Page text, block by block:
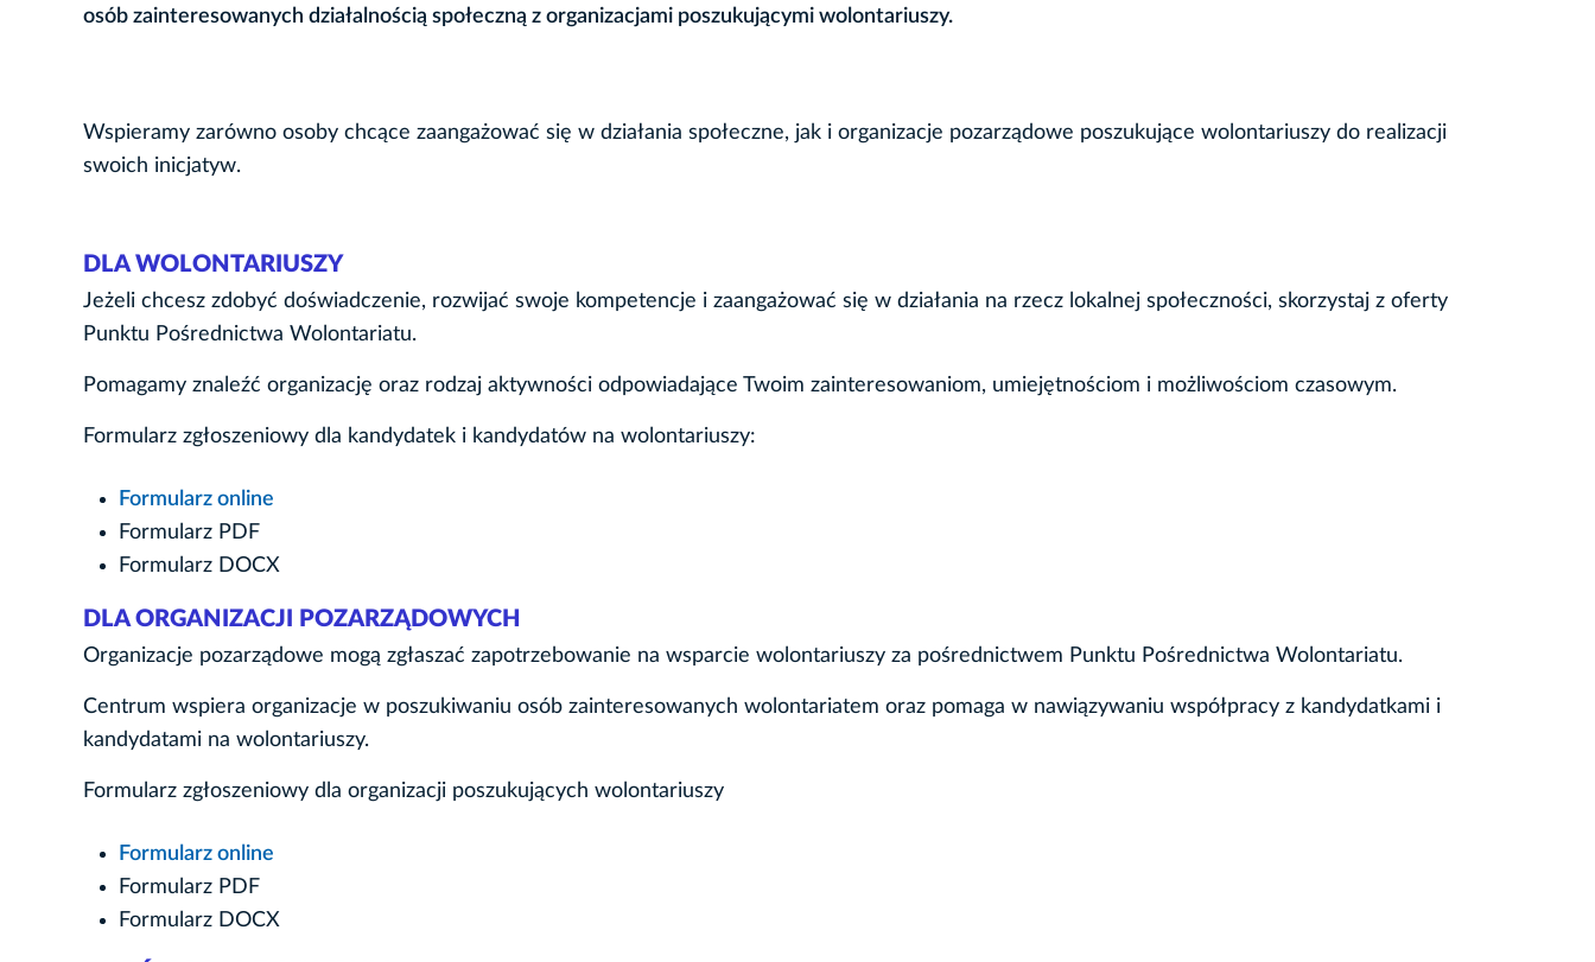
osób zainteresowanych działalnością społeczną z organizacjami poszukującymi wolontariuszy.
Wspieramy zarówno osoby chcące zaangażować się w działania społeczne, jak i organizacje pozarządowe poszukujące wolontariuszy do realizacji
swoich inicjatyw.
DLA WOLONTARIUSZY
Jeżeli chcesz zdobyć doświadczenie, rozwijać swoje kompetencje i zaangażować się w działania na rzecz lokalnej społeczności, skorzystaj z oferty
Punktu Pośrednictwa Wolontariatu.
Pomagamy znaleźć organizację oraz rodzaj aktywności odpowiadające Twoim zainteresowaniom, umiejętnościom i możliwościom czasowym.
Formularz zgłoszeniowy dla kandydatek i kandydatów na wolontariuszy:
Formularz online
Formularz PDF
Formularz DOCX
DLA ORGANIZACJI POZARZĄDOWYCH
Organizacje pozarządowe mogą zgłaszać zapotrzebowanie na wsparcie wolontariuszy za pośrednictwem Punktu Pośrednictwa Wolontariatu.
Centrum wspiera organizacje w poszukiwaniu osób zainteresowanych wolontariatem oraz pomaga w nawiązywaniu współpracy z kandydatkami i
kandydatami na wolontariuszy.
Formularz zgłoszeniowy dla organizacji poszukujących wolontariuszy
Formularz online
Formularz PDF
Formularz DOCX